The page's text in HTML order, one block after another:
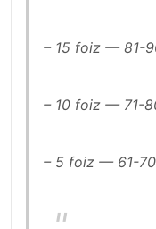
– 15 foiz — 81-
– 10 foiz — 71-
– 5 foiz — 61-